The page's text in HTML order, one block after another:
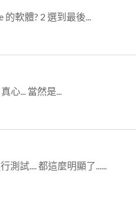
軟體? 2 選到最後...
... 當然是...
試.... 都這麼明顯了......